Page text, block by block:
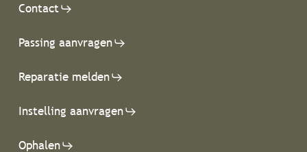
Contact
Passing aanvragen
Reparatie melden
Instelling aanvragen
Ophalen